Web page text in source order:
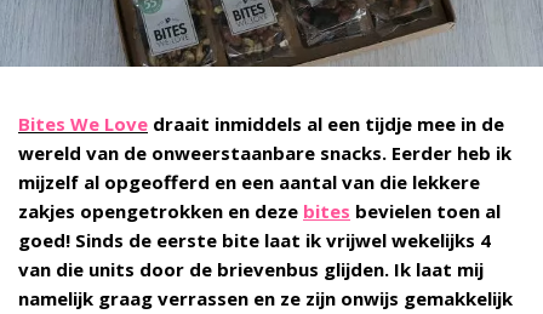
Bites We Love draait inmiddels al een tijdje mee in de
wereld van de onweerstaanbare snacks. Eerder heb ik
mijzelf al opgeofferd en een aantal van die lekkere
zakjes opengetrokken en deze bites bevielen toen al
goed! Sinds de eerste bite laat ik vrijwel wekelijks 4
van die units door de brievenbus glijden. Ik laat mij
namelijk graag verrassen en ze zijn onwijs gemakkelijk